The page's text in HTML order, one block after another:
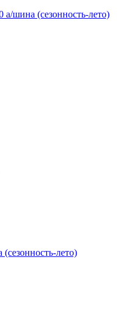
шина (сезонность-лето)
лето)